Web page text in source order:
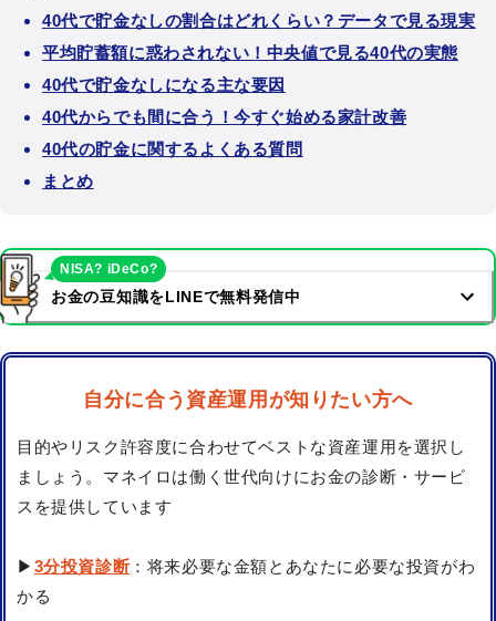
40代で貯金なしの割合はどれくらい？データで見る現実
平均貯蓄額に惑わされない！中央値で見る40代の実態
40代で貯金なしになる主な要因
40代からでも間に合う！今すぐ始める家計改善
40代の貯金に関するよくある質問
まとめ
お金の豆知識をLINEで無料発信中
NISA? iDeCo?
自分に合う資産運用が知りたい方へ
目的やリスク許容度に合わせてベストな資産運用を選択し
ましょう。マネイロは働く世代向けにお金の診断・サービ
スを提供しています
▶ 3分投資診断：将来必要な金額とあなたに必要な投資がわ
かる